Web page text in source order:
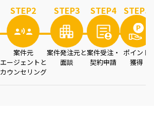
STEP2
案件元
エージェントと
カウンセリング
STEP3
案件発注元と
面談
STEP4
案件受注・
契約申請
STEP5
ポイント
獲得